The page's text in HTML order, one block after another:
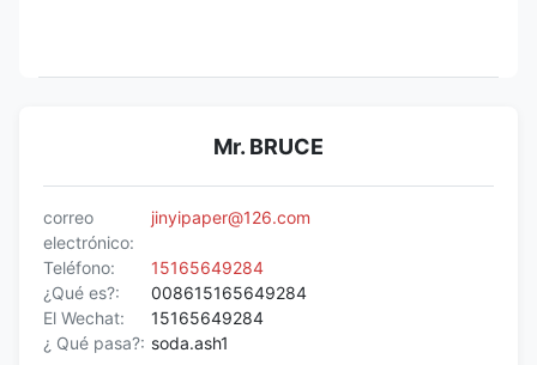
Mr. BRUCE
correo
electrónico:
jinyipaper@126.com
Teléfono:
15165649284
¿Qué es?:
008615165649284
El Wechat:
15165649284
¿ Qué pasa?: soda.ash1